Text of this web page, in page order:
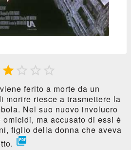
   
ferito a morte da un
morire riesce a trasmettere la
Nel suo nuovo involucro
omicidi, ma accusato di essi è
figlio della donna che aveva
